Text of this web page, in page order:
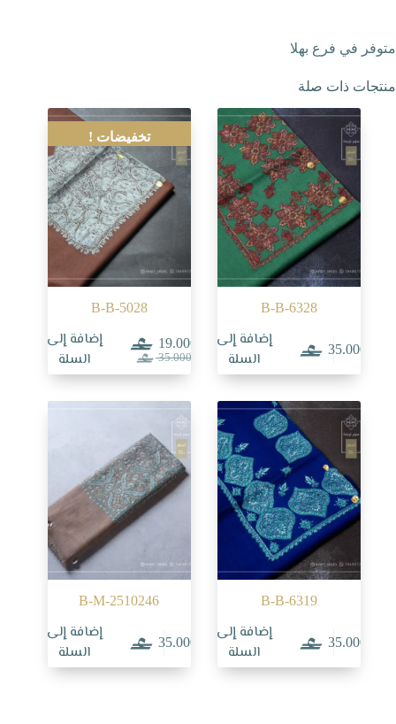
متوفر في فرع بهلا
منتجات ذات صلة
B-B-6328
35.000
إضافة إلى
السلة
تخفيضات !
B-B-5028
35.000السعر
الأصلي
19.000
السعر
الحالي
إضافة إلى
السلة
B-B-6319
35.000
إضافة إلى
السلة
B-M-2510246
35.000
إضافة إلى
السلة